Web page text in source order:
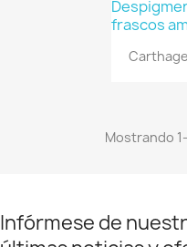

Mostrando
Infórmese de